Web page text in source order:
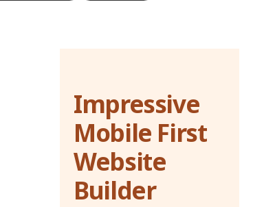
Impressive
Mobile First
Website
Builder